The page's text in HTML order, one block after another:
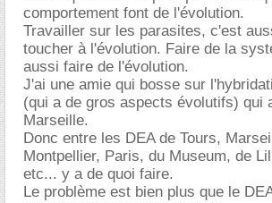
comportement font de l'évolution.
Travailler sur les parasites, c'est
toucher à l'évolution. Faire de la
aussi faire de l'évolution.
J'ai une amie qui bosse sur
(qui a de gros aspects évolutifs) qui
Marseille.
Donc entre les DEA de Tours,
Montpellier, Paris, du Museum, de
etc... y a de quoi faire.
Le problème est bien plus que le